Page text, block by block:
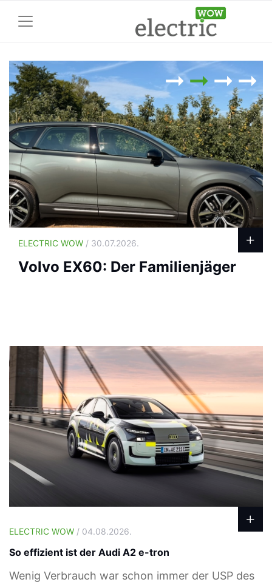
ELECTRIC WOW / 30.07.2026.
Volvo EX60: Der Familienjäger
ELECTRIC WOW / 04.08.2026.
So effizient ist der Audi A2 e-tron
Wenig Verbrauch war schon immer der USP des